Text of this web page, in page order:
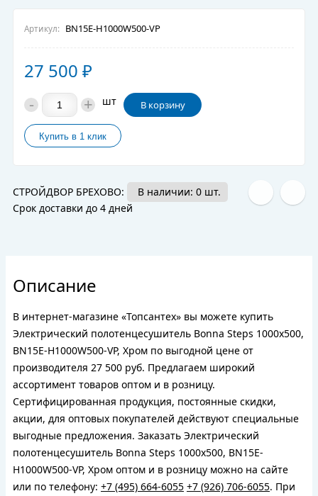
Артикул: BN15E-H1000W500-VP
27 500 ₽
- + шт В корзину
СТРОЙДВОР БРЕХОВО:
В наличии: 0 шт.
Срок доставки до 4 дней
Описание
В интернет-магазине «Топсантех» вы можете купить
Электрический полотенцесушитель Bonna Steps 1000x500,
BN15E-H1000W500-VP, Хром по выгодной цене от
производителя 27 500 руб. Предлагаем широкий
ассортимент товаров оптом и в розницу.
Сертифицированная продукция, постоянные скидки,
акции, для оптовых покупателей действуют специальные
выгодные предложения. Заказать Электрический
полотенцесушитель Bonna Steps 1000x500, BN15E-
H1000W500-VP, Хром оптом и в розницу можно на сайте
или по телефону: +7 (495) 664-6055 +7 (926) 706-6055. При